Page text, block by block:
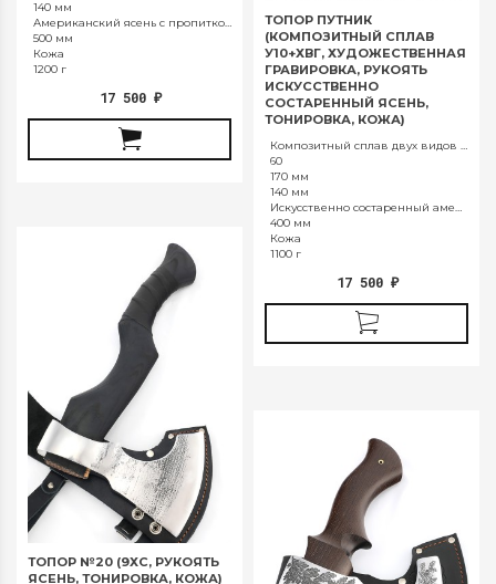
140 мм
Американский ясень с пропиткой
500 мм
Кожа
1200 г
17 500 ₽
ТОПОР ПУТНИК
(КОМПОЗИТНЫЙ СПЛАВ
У10+ХВГ, ХУДОЖЕСТВЕННАЯ
ГРАВИРОВКА, РУКОЯТЬ
ИСКУССТВЕННО
СОСТАРЕННЫЙ ЯСЕНЬ,
ТОНИРОВКА, КОЖА)
60
170 мм
140 мм
400 мм
Кожа
1100 г
17 500 ₽
ТОПОР №20 (9ХС, РУКОЯТЬ
ЯСЕНЬ, ТОНИРОВКА, КОЖА)